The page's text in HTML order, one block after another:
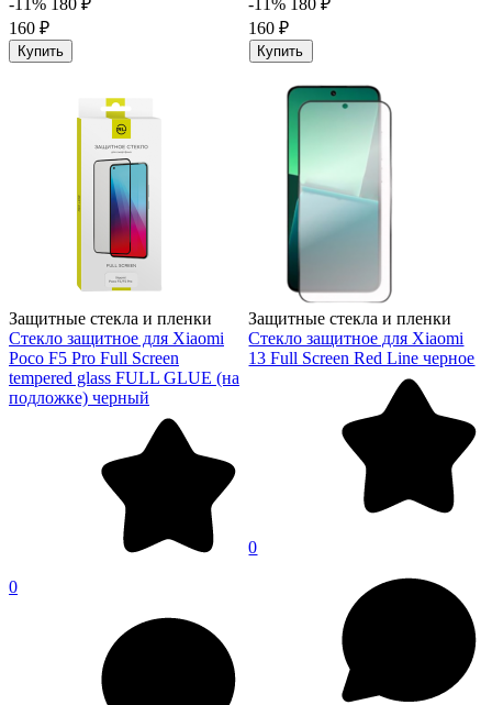
160 ₽
Купить
160 ₽
Купить
Защитные стекла и пленки
Стекло защитное для Xiaomi
Poco F5 Pro Full Screen
tempered glass FULL GLUE (на
подложке) черный
0
Защитные стекла и пленки
Стекло защитное для Xiaomi
13 Full Screen Red Line черное
0